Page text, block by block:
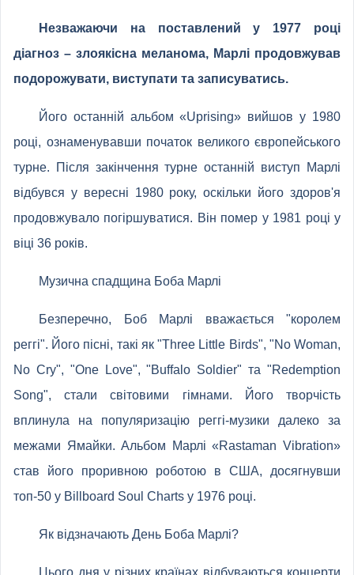
Незважаючи на поставлений у 1977 році
діагноз – злоякісна меланома, Марлі продовжував
подорожувати, виступати та записуватись.
Його останній альбом «Uprising» вийшов у 1980
році, ознаменувавши початок великого європейського
турне. Після закінчення турне останній виступ Марлі
відбувся у вересні 1980 року, оскільки його здоров'я
продовжувало погіршуватися. Він помер у 1981 році у
віці 36 років.
Музична спадщина Боба Марлі
Безперечно, Боб Марлі вважається "королем
реггі". Його пісні, такі як "Three Little Birds", "No Woman,
No Cry", "One Love", "Buffalo Soldier" та "Redemption
Song", стали світовими гімнами. Його творчість
вплинула на популяризацію реггі-музики далеко за
межами Ямайки. Альбом Марлі «Rastaman Vibration»
став його проривною роботою в США, досягнувши
топ-50 у Billboard Soul Charts у 1976 році.
Як відзначають День Боба Марлі?
Цього дня у різних країнах відбуваються концерти